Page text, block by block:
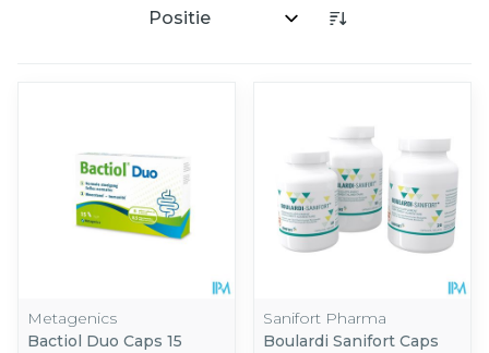
Sorteer op:
Metagenics
Bactiol Duo Caps 15
Sanifort Pharma
Boulardi Sanifort Caps